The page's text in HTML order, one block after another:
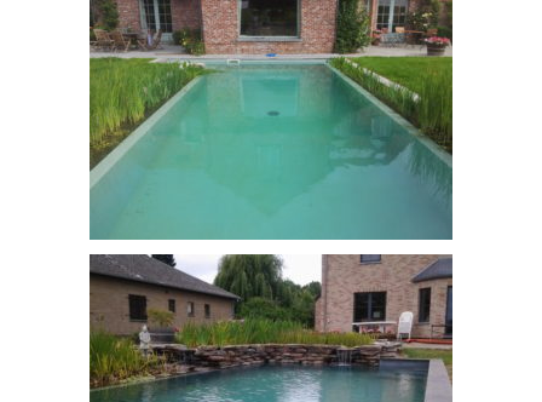
Bassin bâche
Bassin e baignade